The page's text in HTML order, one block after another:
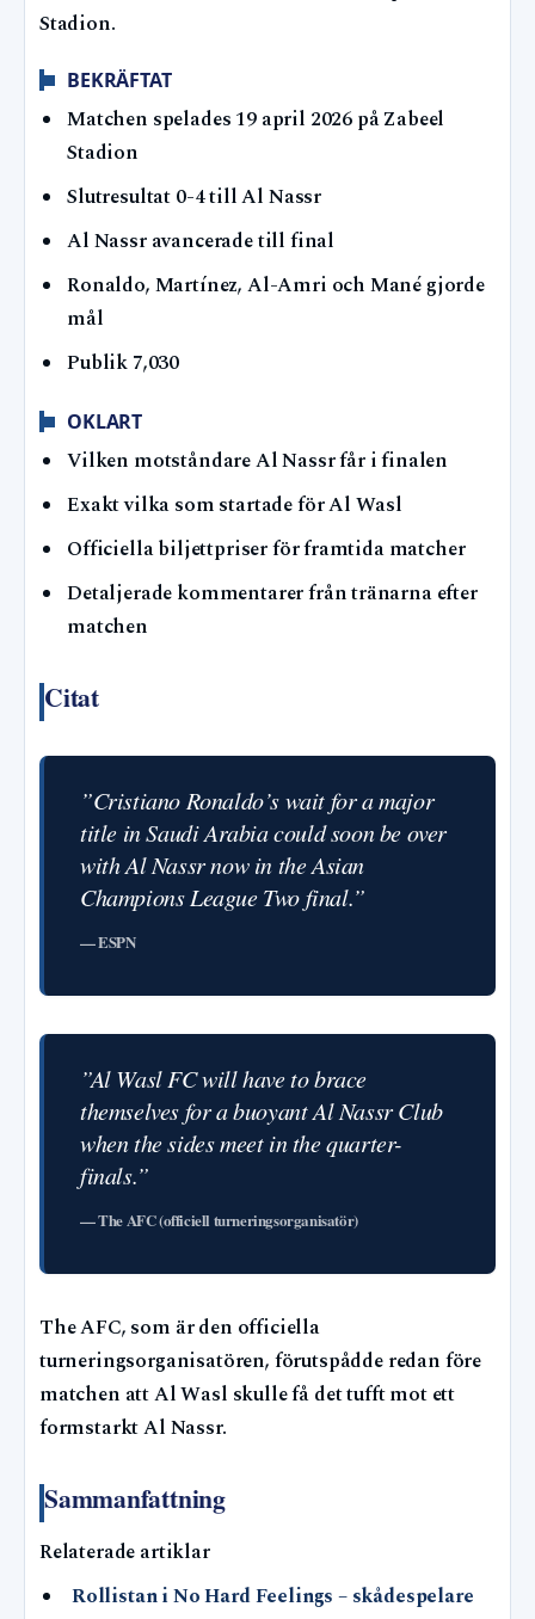
Stadion.
BEKRÄFTAT
Matchen spelades 19 april 2026 på Zabeel
Stadion
Slutresultat 0-4 till Al Nassr
Al Nassr avancerade till final
Ronaldo, Martínez, Al-Amri och Mané gjorde
mål
Publik 7,030
OKLART
Vilken motståndare Al Nassr får i finalen
Exakt vilka som startade för Al Wasl
Officiella biljettpriser för framtida matcher
Detaljerade kommentarer från tränarna efter
matchen
Citat
”Cristiano Ronaldo’s wait for a major
title in Saudi Arabia could soon be over
with Al Nassr now in the Asian
Champions League Two final.”
— ESPN
”Al Wasl FC will have to brace
themselves for a buoyant Al Nassr Club
when the sides meet in the quarter-
finals.”
— The AFC (officiell turneringsorganisatör)
The AFC, som är den officiella
turneringsorganisatören, förutspådde redan före
matchen att Al Wasl skulle få det tufft mot ett
formstarkt Al Nassr.
Sammanfattning
Relaterade artiklar
Rollistan i No Hard Feelings – skådespelare